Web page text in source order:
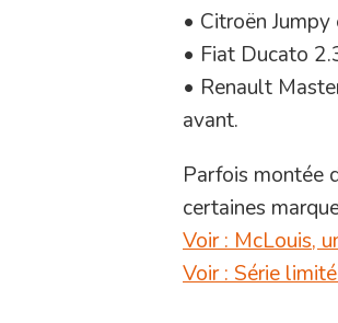
• Citroën
• Fiat Ducato
• Renault
avant.
Parfois montée
certaines
Voir : McLouis,
Voir : Série